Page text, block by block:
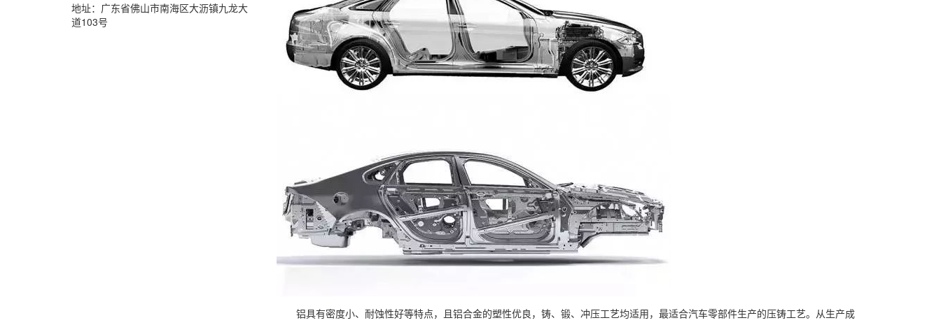
铝具有密度小、耐蚀性好等特点，且铝合金的塑性优良，铸、锻、冲压工艺均适用，最适合汽车零部件生产的压铸工艺。从生产成
地址：广东省佛山市南海区大沥镇九龙大
道103号